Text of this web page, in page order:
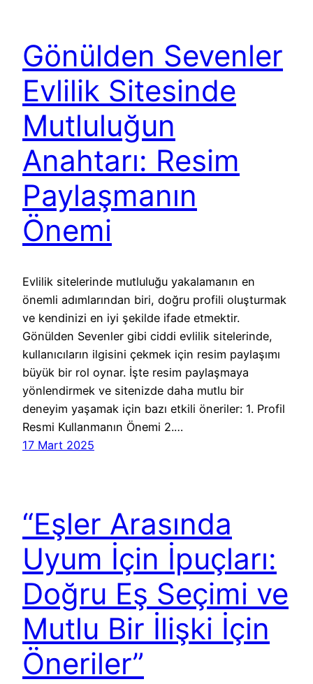
Gönülden Sevenler
Evlilik Sitesinde
Mutluluğun
Anahtarı: Resim
Paylaşmanın
Önemi
Evlilik sitelerinde mutluluğu yakalamanın en
önemli adımlarından biri, doğru profili oluşturmak
ve kendinizi en iyi şekilde ifade etmektir.
Gönülden Sevenler gibi ciddi evlilik sitelerinde,
kullanıcıların ilgisini çekmek için resim paylaşımı
büyük bir rol oynar. İşte resim paylaşmaya
yönlendirmek ve sitenizde daha mutlu bir
deneyim yaşamak için bazı etkili öneriler: 1. Profil
Resmi Kullanmanın Önemi 2.…
17 Mart 2025
“Eşler Arasında
Uyum İçin İpuçları:
Doğru Eş Seçimi ve
Mutlu Bir İlişki İçin
Öneriler”